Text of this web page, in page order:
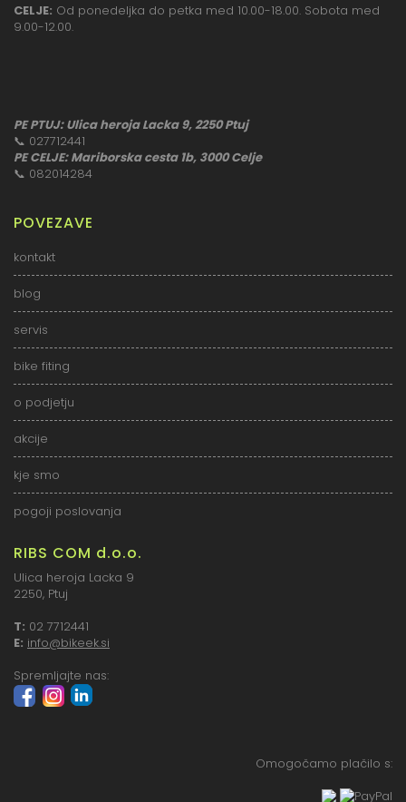
CELJE: Od ponedeljka do petka med 10.00-18.00. Sobota med
9.00-12.00.
PE PTUJ: Ulica heroja Lacka 9, 2250 Ptuj
📞 027712441
PE CELJE: Mariborska cesta 1b, 3000 Celje
📞 082014284
POVEZAVE
kontakt
blog
servis
bike fiting
o podjetju
akcije
kje smo
pogoji poslovanja
RIBS COM d.o.o.
Ulica heroja Lacka 9
2250, Ptuj
T: 02 7712441
E: info@bikeek.si
Spremljajte nas:
Omogočamo plačilo s: